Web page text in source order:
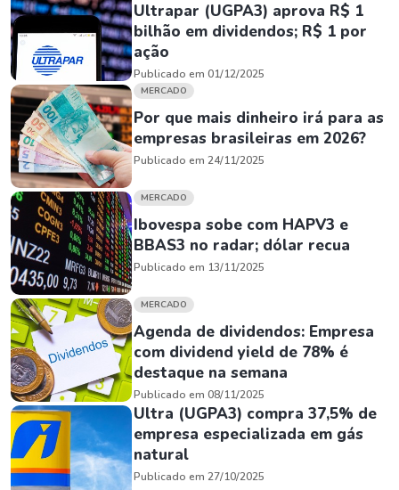
Ultrapar (UGPA3) aprova R$ 1
bilhão em dividendos; R$ 1 por
ação
Publicado em 01/12/2025
MERCADO
Por que mais dinheiro irá para as
empresas brasileiras em 2026?
Publicado em 24/11/2025
MERCADO
Ibovespa sobe com HAPV3 e
BBAS3 no radar; dólar recua
Publicado em 13/11/2025
MERCADO
Agenda de dividendos: Empresa
com dividend yield de 78% é
destaque na semana
Publicado em 08/11/2025
Ultra (UGPA3) compra 37,5% de
empresa especializada em gás
natural
Publicado em 27/10/2025